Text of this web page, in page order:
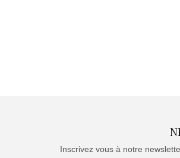
Inscrivez vous à notre